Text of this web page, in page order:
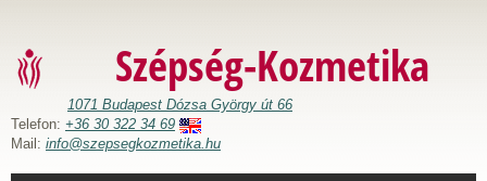
Szépség-Kozmetika
1071 Budapest Dózsa György út 66
Telefon: +36 30 322 34 69
Mail: info@szepsegkozmetika.hu